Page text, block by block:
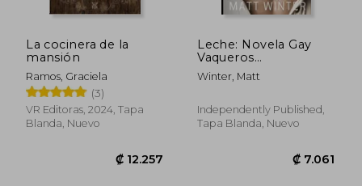
₡ 6.798
La cocinera de la
mansión
Ramos, Graciela
(3)
VR Editoras, 2024, Tapa
Blanda, Nuevo
Leche: Novela Gay
Vaqueros
heterocuriosos Boss
Macho alfa
Winter, Matt
Independently Published,
Tapa Blanda, Nuevo